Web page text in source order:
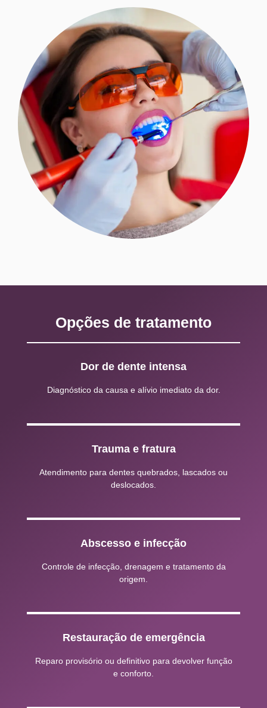
Opções de tratamento
Dor de dente intensa
Diagnóstico da causa e alívio imediato da dor.
Trauma e fratura
Atendimento para dentes quebrados, lascados ou
deslocados.
Abscesso e infecção
Controle de infecção, drenagem e tratamento da
origem.
Restauração de emergência
Reparo provisório ou definitivo para devolver função
e conforto.